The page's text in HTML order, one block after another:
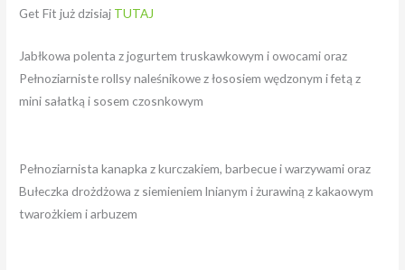
Get Fit już dzisiaj TUTAJ
Jabłkowa polenta z jogurtem truskawkowym i owocami oraz
Pełnoziarniste rollsy naleśnikowe z łososiem wędzonym i fetą z
mini sałatką i sosem czosnkowym
Pełnoziarnista kanapka z kurczakiem, barbecue i warzywami oraz
Bułeczka drożdżowa z siemieniem lnianym i żurawiną z kakaowym
twarożkiem i arbuzem